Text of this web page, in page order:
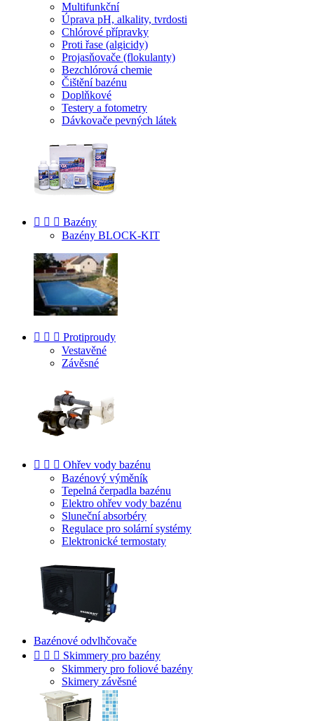
Multifunkční
Úprava pH, alkality, tvrdosti
Chlórové přípravky
Proti řase (algicidy)
Projasňovače (flokulanty)
Bezchlórová chemie
Čištění bazénu
Doplňkové
Testery a fotometry
Dávkovače pevných látek
   Bazény
Bazény BLOCK-KIT
   Protiproudy
Vestavěné
Závěsné
   Ohřev vody bazénu
Bazénový výměník
Tepelná čerpadla bazénu
Elektro ohřev vody bazénu
Sluneční absorbéry
Regulace pro solární systémy
Elektronické termostaty
Bazénové odvlhčovače
   Skimmery pro bazény
Skimmery pro foliové bazény
Skimery závěsné